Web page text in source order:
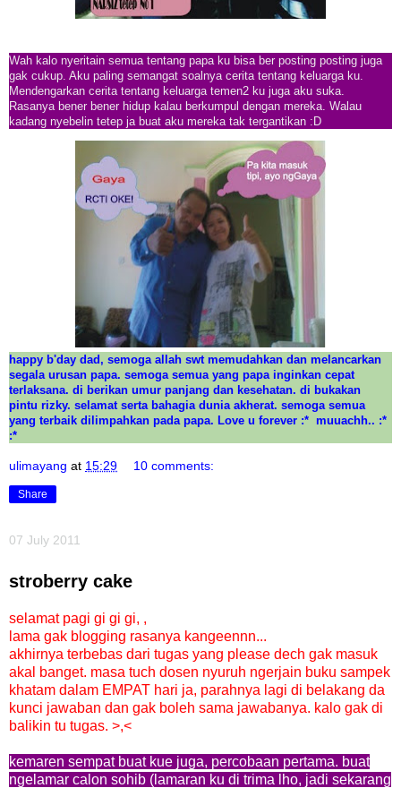
Wah kalo nyeritain semua tentang papa ku bisa ber posting posting juga
gak cukup. Aku paling semangat soalnya cerita tentang keluarga ku.
Mendengarkan cerita tentang keluarga temen2 ku juga aku suka.
Rasanya bener bener hidup kalau berkumpul dengan mereka. Walau
kadang nyebelin tetep ja buat aku mereka tak tergantikan :D
happy b'day dad, semoga allah swt memudahkan dan melancarkan
segala urusan papa. semoga semua yang papa inginkan cepat
terlaksana. di berikan umur panjang dan kesehatan. di bukakan
pintu rizky. selamat serta bahagia dunia akherat. semoga semua
yang terbaik dilimpahkan pada papa. Love u forever :* muuachh.. :*
:*
ulimayang at 15:29 10 comments:
Share
07 July 2011
stroberry cake
selamat pagi gi gi gi, ,
lama gak blogging rasanya kangeennn...
akhirnya terbebas dari tugas yang please dech gak masuk
akal banget. masa tuch dosen nyuruh ngerjain buku sampek
khatam dalam EMPAT hari ja, parahnya lagi di belakang da
kunci jawaban dan gak boleh sama jawabanya. kalo gak di
balikin tu tugas. >,<
kemaren sempat buat kue juga, percobaan pertama. buat
ngelamar calon sohib (lamaran ku di trima lho, jadi sekarang